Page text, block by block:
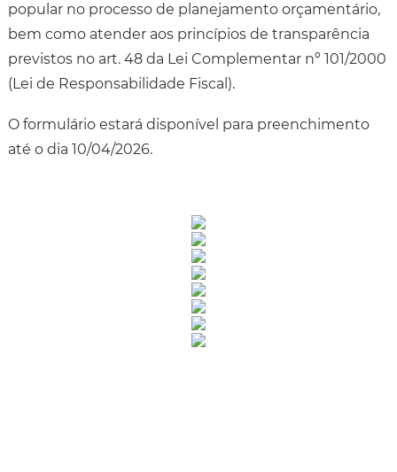
popular no processo de planejamento orçamentário,
bem como atender aos princípios de transparência
previstos no art. 48 da Lei Complementar nº 101/2000
(Lei de Responsabilidade Fiscal).
O formulário estará disponível para preenchimento
até o dia 10/04/2026.